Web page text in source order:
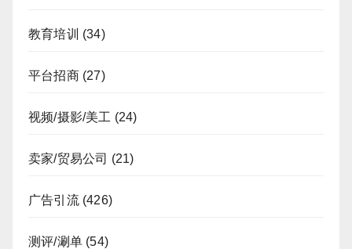
教育培训 (34)
平台招商(27)
视频/摄影/美工 (24)
卖家/贸易公司 (21)
广告引流(426)
测评/涮单 (54)